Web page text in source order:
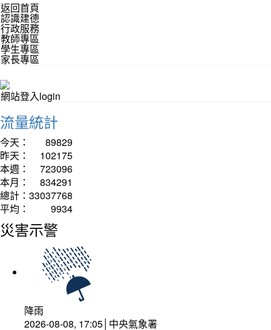
返回首頁
認識建德
行政服務
教師專區
學生專區
家長專區
網站登入login
流量統計
今天：
89829
昨天：
102175
本週：
723096
本月：
834291
總計： 33037768
平均：
9934
災害示警
降雨
2026-08-08, 17:05│中央氣象署